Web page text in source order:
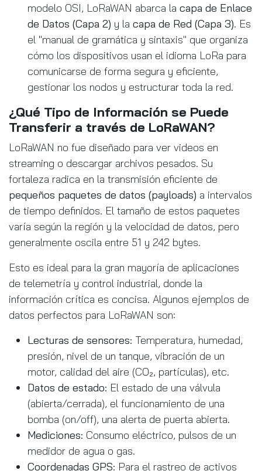
modelo OSI, LoRaWAN abarca la capa de Enlace
de Datos (Capa 2) y la capa de Red (Capa 3). Es
el "manual de gramática y sintaxis" que organiza
cómo los dispositivos usan el idioma LoRa para
comunicarse de forma segura y eficiente,
gestionar los nodos y estructurar toda la red.
¿Qué Tipo de Información se Puede
Transferir a través de LoRaWAN?
LoRaWAN no fue diseñado para ver videos en
streaming o descargar archivos pesados. Su
fortaleza radica en la transmisión eficiente de
pequeños paquetes de datos (payloads) a intervalos
de tiempo definidos. El tamaño de estos paquetes
varía según la región y la velocidad de datos, pero
generalmente oscila entre 51 y 242 bytes.
Esto es ideal para la gran mayoría de aplicaciones
de telemetría y control industrial, donde la
información crítica es concisa. Algunos ejemplos de
datos perfectos para LoRaWAN son:
Lecturas de sensores: Temperatura, humedad,
presión, nivel de un tanque, vibración de un
motor, calidad del aire (CO₂, partículas), etc.
Datos de estado: El estado de una válvula
(abierta/cerrada), el funcionamiento de una
bomba (on/off), una alerta de puerta abierta.
Mediciones: Consumo eléctrico, pulsos de un
medidor de agua o gas.
Coordenadas GPS: Para el rastreo de activos